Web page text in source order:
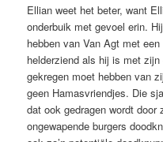
Ellian weet het beter, want
onderbuik met gevoel erin.
hebben van Van Agt met
helderziend als hij is met
gekregen moet hebben van
geen Hamasvriendjes. Die
dat ook gedragen wordt
ongewapende burgers